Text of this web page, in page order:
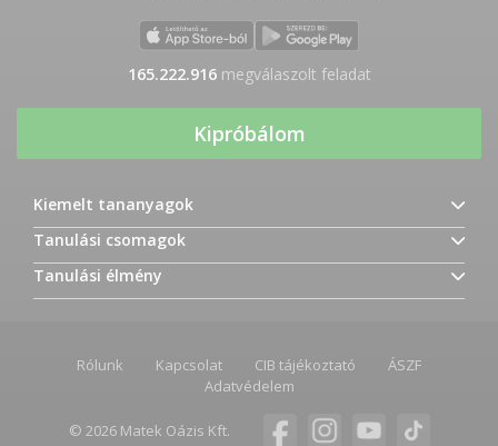
165.222.916megválaszolt feladat
Kipróbálom
Kiemelt tananyagok
Tanulási csomagok
Tanulási élmény
Rólunk Kapcsolat CIB tájékoztató
ÁSZF
Adatvédelem
© 2026 Matek Oázis Kft.